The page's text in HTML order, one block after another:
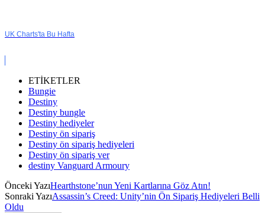
UK Charts'ta Bu Hafta
ETİKETLER
Bungie
Destiny
Destiny bungle
Destiny hediyeler
Destiny ön sipariş
Destiny ön sipariş hediyeleri
Destiny ön sipariş ver
destiny Vanguard Armoury
Önceki YazıHearthstone’nun Yeni Kartlarına Göz Atın!
Sonraki YazıAssassin’s Creed: Unity’nin Ön Sipariş Hediyeleri Belli
Oldu